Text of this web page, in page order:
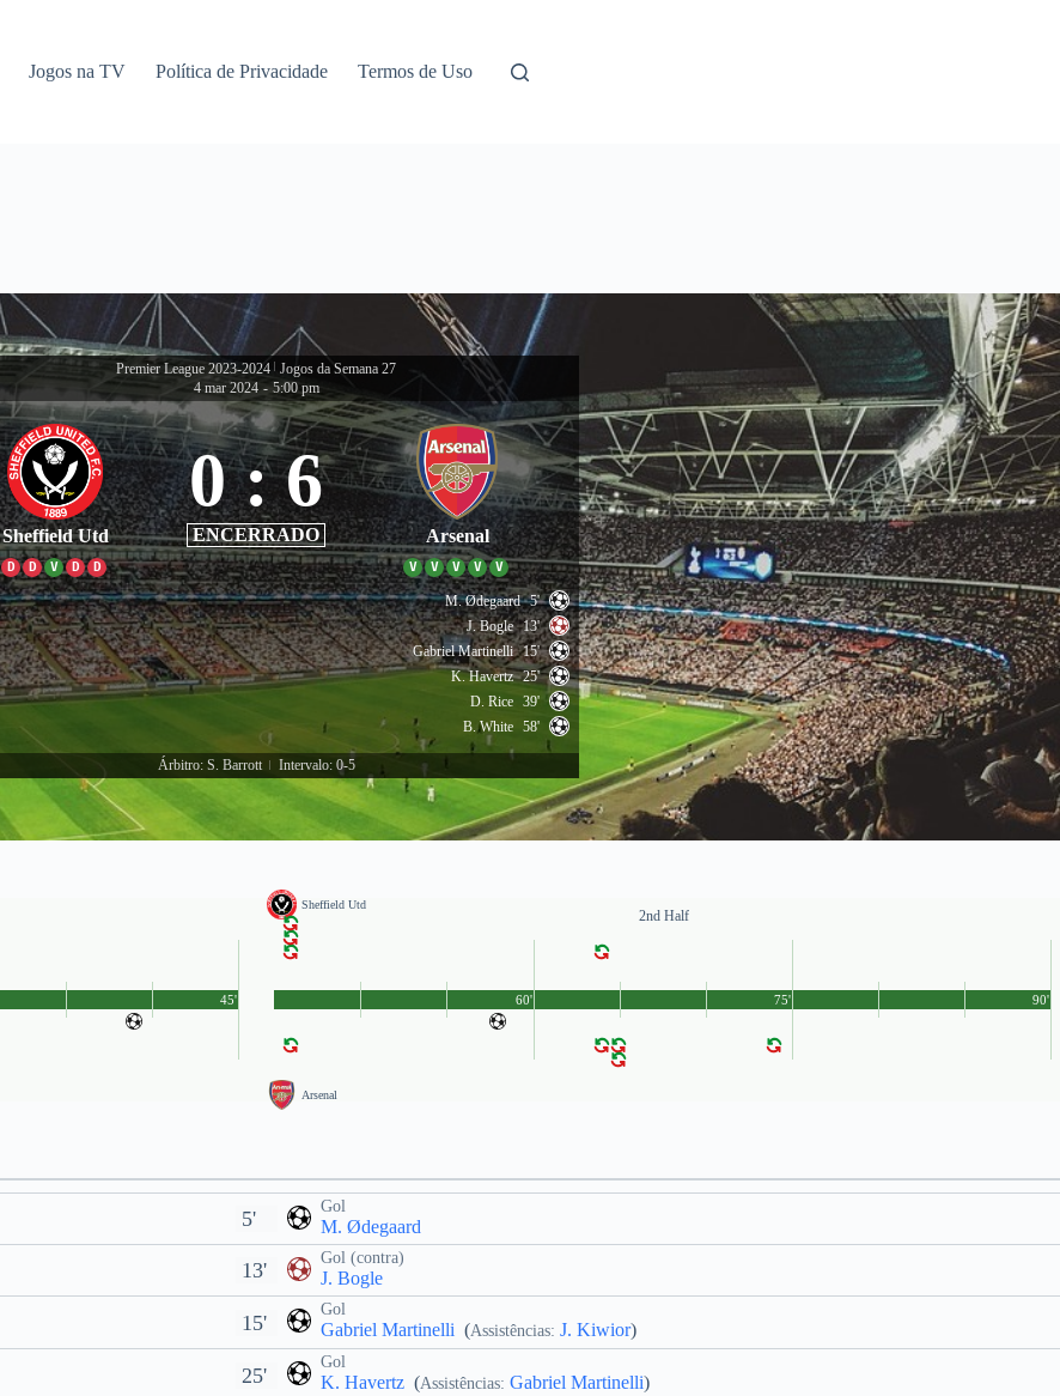
Jogos na TV Política de Privacidade Termos de Uso
Premier League 2023-2024 Jogos da Semana 27
4 mar 2024 - 5:00 pm
Sheffield Utd
D D V D D
0 : 6
ENCERRADO Arsenal
V V V V V
M. Ødegaard 5'
J. Bogle 13'
Gabriel Martinelli 15'
K. Havertz 25'
D. Rice 39'
B. White 58'
Árbitro: S. Barrott Intervalo: 0-5
45'
Sheffield Utd
2nd Half
Arsenal
90'
60' 75'
5'
Gol
M. Ødegaard
13'
Gol (contra)
J. Bogle
15'
Gol
Gabriel Martinelli (Assistências: J. Kiwior)
25'
Gol
K. Havertz (Assistências: Gabriel Martinelli)